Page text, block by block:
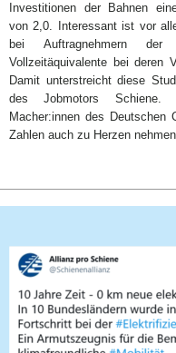
Investitionen der Bahnen
von 2,0. Interessant ist vor
bei Auftragnehmern
Vollzeitäquivalente bei deren
Damit unterstreicht diese
des Jobmotors
Macher:innen des Deutschen
Zahlen auch zu Herzen